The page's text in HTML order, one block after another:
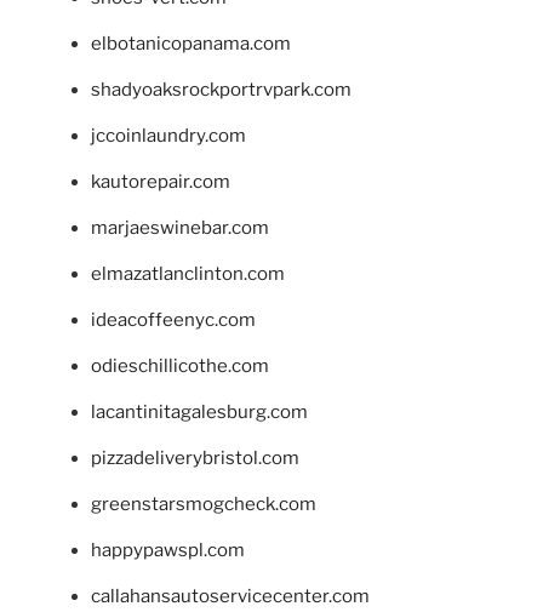
elbotanicopanama.com
shadyoaksrockportrvpark.com
jccoinlaundry.com
kautorepair.com
marjaeswinebar.com
elmazatlanclinton.com
ideacoffeenyc.com
odieschillicothe.com
lacantinitagalesburg.com
pizzadeliverybristol.com
greenstarsmogcheck.com
happypawspl.com
callahansautoservicecenter.com